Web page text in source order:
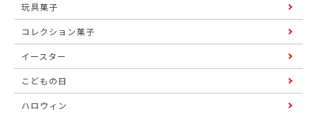
玩具菓子
コレクション菓子
イースター
こどもの日
ハロウィン